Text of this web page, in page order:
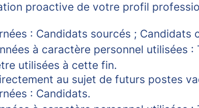
proactive de votre profil
: Candidats sourcés ; Candidats
à caractère personnel utilisées
utilisées à cette fin.
au sujet de futurs postes
: Candidats.